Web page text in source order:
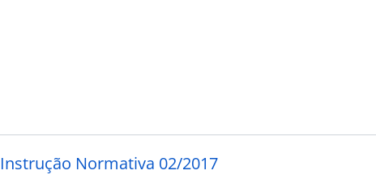
Instrução Normativa 02/2017